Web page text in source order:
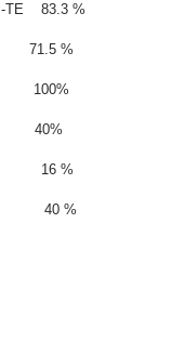
83.3 %
%
100%
40%
%
40 %